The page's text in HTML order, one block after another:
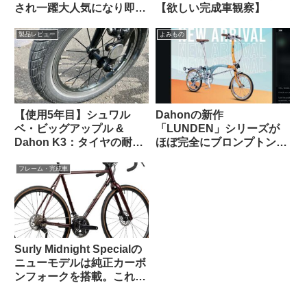
され一躍大人気になり即日
【欲しい完成車観察】
製品レビュー
【使用5年目】シュワル
ベ・ビッグアップル &
Dahon K3：タイヤの耐久
あったか
よみもの
Dahonの新作
「LUNDEN」シリーズが
ほぼ完全にブロンプトンな
フレーム・完成車
Surly Midnight Specialの
ニューモデルは純正カーボ
ンフォークを搭載。これで